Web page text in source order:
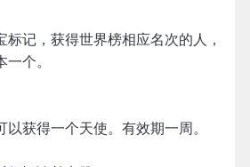
标记，获得世界榜相应名次的人，
个。
获得一个天使。有效期一周。